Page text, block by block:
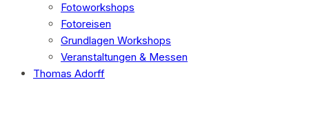
Fotoworkshops
Fotoreisen
Grundlagen Workshops
Veranstaltungen & Messen
Thomas Adorff